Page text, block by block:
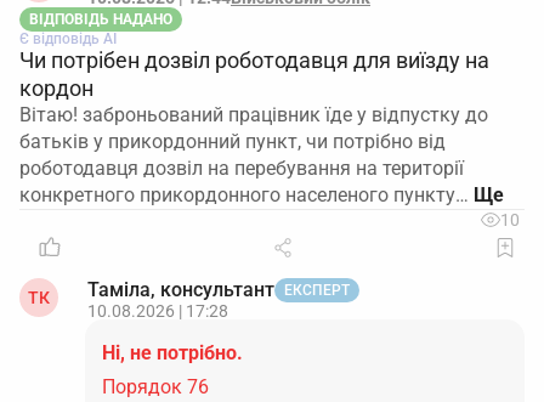
ВІДПОВІДЬ НАДАНО
Є відповідь АІ
Чи потрібен дозвіл роботодавця для виїзду на
кордон
Вітаю! заброньований працівник їде у відпустку до
батьків у прикордонний пункт, чи потрібно від
роботодавця дозвіл на перебування на території
конкретного прикордонного населеного пункту…
10
ТК Таміла, консультант ЕКСПЕРТ
10.08.2026 | 17:28
Ні, не потрібно.
Порядок 76